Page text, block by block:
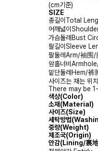
(cm기준)
SIZE
총길이 Total
어깨넓이
가슴둘레 Bust
팔길이 Sleeve
팔둘레Arm/袖围/
암홀너비
밑단둘레 Hem/裤
사이즈는 재는 위
There may be
색상(Color)
소재(Material)
사이즈(Size)
세탁방법
중량(Weight)
제조국(Origin)
안감(Lining/裏